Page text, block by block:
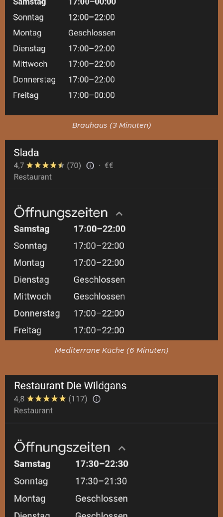
Brauhaus (3 Minuten)
Mediterrane Küche (6 Minuten)